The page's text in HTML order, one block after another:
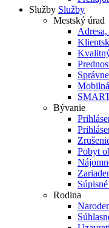
Služby Služby
Mestský úrad
Bývanie
Pobyt
Rodina